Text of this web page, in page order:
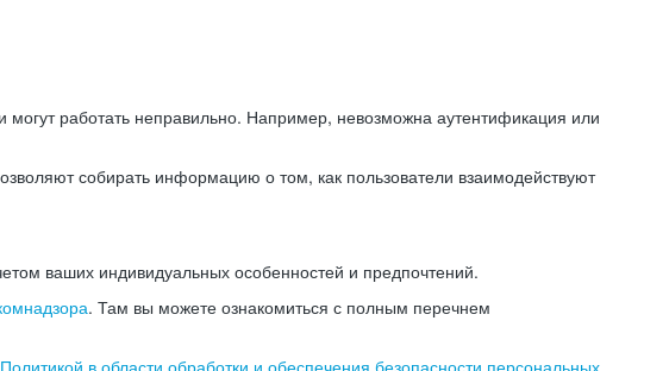
работать неправильно. Например, невозможна аутентификация или
собирать информацию о том, как пользователи взаимодействуют
ваших индивидуальных особенностей и предпочтений.
. Там вы можете ознакомиться с полным перечнем
Политикой в области обработки и обеспечения безопасности персональных